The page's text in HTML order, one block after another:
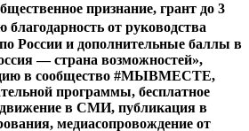
признание, грант до 3
благодарность от руководства
России и дополнительные баллы в
— страна возможностей»,
в сообщество #МЫВМЕСТЕ,
программы, бесплатное
в СМИ, публикация в
медиасопровождение от